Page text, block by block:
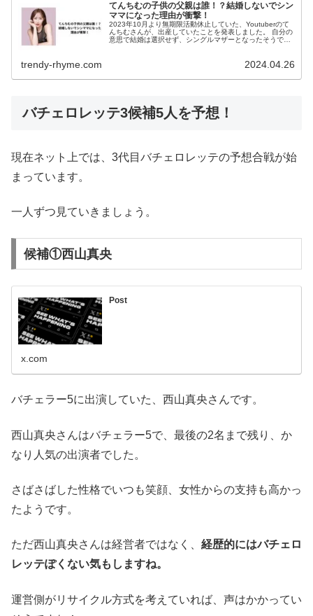
てんちむの子供の父親は誰！？結婚しないでシン
ママになった理由が衝撃！
2023年10月より無期限活動休止していた、Youtuberのて
んちむさんが、出産していたことを発表しました。 自分の
意思で結婚は選択せず、シングルマザーとなったそうで
trendy-rhyme.com 2024.04.26
バチェロレッテ3候補5人を予想！
現在ネット上では、3代目バチェロレッテの予想合戦が始
まっています。
一人ずつ見ていきましょう。
候補①西山真央
Post
x.com
バチェラー5に出演していた、西山真央さんです。
西山真央さんはバチェラー5で、最後の2名まで残り、か
なり人気の出演者でした。
さばさばした性格でいつも笑顔、女性からの支持も高かっ
たようです。
ただ西山真央さんは経営者ではなく、 経歴的にはバチェロ
レッテぽくない気もしますね。
運営側がリサイクル方式を考えていれば、声はかかってい